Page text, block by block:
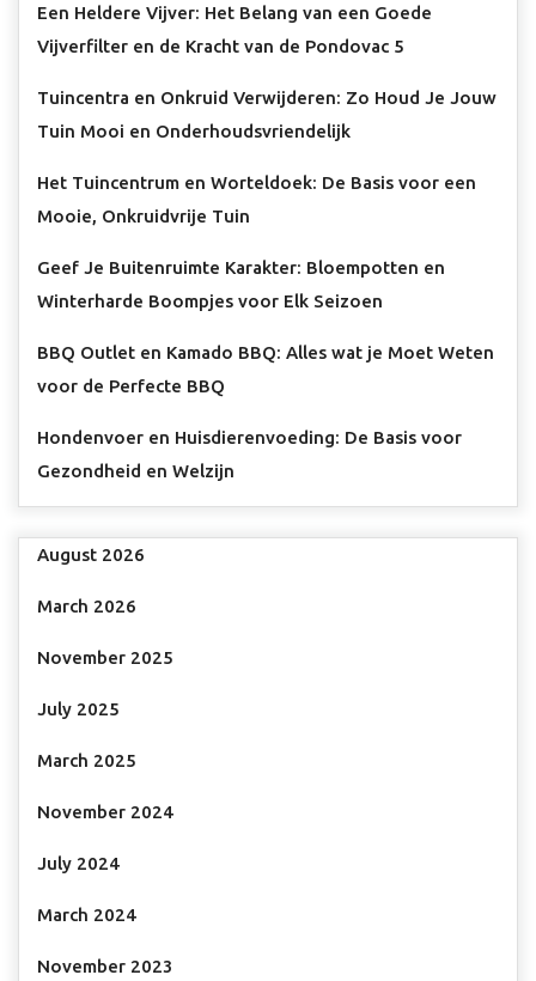
Een Heldere Vijver: Het Belang van een Goede
Vijverfilter en de Kracht van de Pondovac 5
Tuincentra en Onkruid Verwijderen: Zo Houd Je Jouw
Tuin Mooi en Onderhoudsvriendelijk
Het Tuincentrum en Worteldoek: De Basis voor een
Mooie, Onkruidvrije Tuin
Geef Je Buitenruimte Karakter: Bloempotten en
Winterharde Boompjes voor Elk Seizoen
BBQ Outlet en Kamado BBQ: Alles wat je Moet Weten
voor de Perfecte BBQ
Hondenvoer en Huisdierenvoeding: De Basis voor
Gezondheid en Welzijn
August 2026
March 2026
November 2025
July 2025
March 2025
November 2024
July 2024
March 2024
November 2023